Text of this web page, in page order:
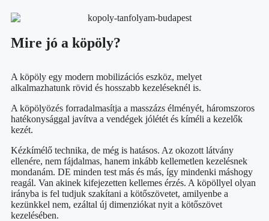
Mire jó a köpöly?
A köpöly egy modern mobilizációs eszköz, melyet
alkalmazhatunk rövid és hosszabb kezeléseknél is.
A köpölyözés forradalmasítja a masszázs élményét, háromszoros
hatékonysággal javítva a vendégek jólétét és kíméli a kezelők
kezét.
Kézkímélő technika, de még is hatásos. Az okozott látvány
ellenére, nem fájdalmas, hanem inkább kellemetlen kezelésnek
mondanám. DE minden test más és más, így mindenki máshogy
reagál. Van akinek kifejezetten kellemes érzés. A köpöllyel olyan
irányba is fel tudjuk szakítani a kötőszövetet, amilyenbe a
kezünkkel nem, ezáltal új dimenziókat nyit a kötőszövet
kezelésében.